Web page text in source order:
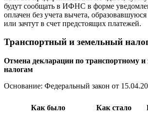
будут сообщать в ИФНС в форме
оплачен без учета вычета,
или зачтут в счет предстоящих платежей.
Транспортный и земельный
Отмена декларации по транспортному и
налогам
Основание: Федеральный закон от
Как было Как стало